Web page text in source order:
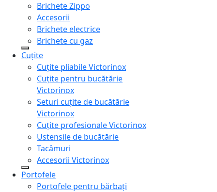
Brichete Zippo
Accesorii
Brichete electrice
Brichete cu gaz
Cuțite
Cuțite pliabile Victorinox
Cuțite pentru bucătărie
Victorinox
Seturi cuțite de bucătărie
Victorinox
Cuțite profesionale Victorinox
Ustensile de bucătărie
Tacâmuri
Accesorii Victorinox
Portofele
Portofele pentru bărbați